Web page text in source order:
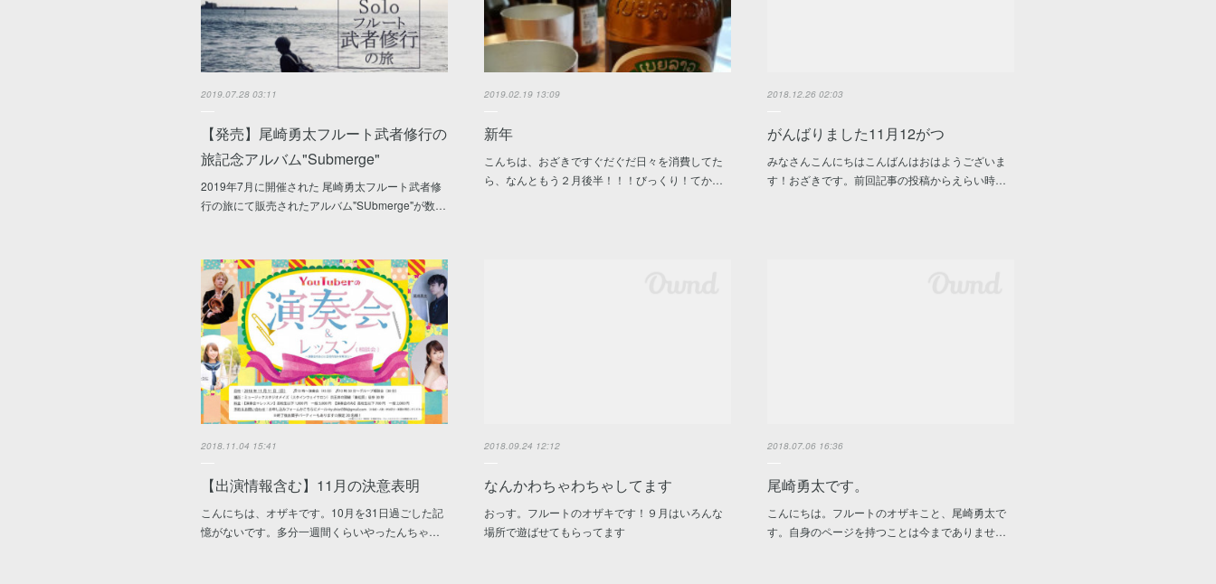
2019.07.28 03:11
【発売】尾崎勇太フルート武者修行の
旅記念アルバム"Submerge"
2019年7月に開催された 尾崎勇太フルート武者修
行の旅にて販売されたアルバム"SUbmerge"が数…
2019.02.19 13:09
新年
こんちは、おざきですぐだぐだ日々を消費してた
ら、なんともう２月後半！！！びっくり！てか…
2018.12.26 02:03
がんばりました11月12がつ
みなさんこんにちはこんばんはおはようございま
す！おざきです。前回記事の投稿からえらい時…
2018.11.04 15:41
【出演情報含む】11月の決意表明
こんにちは、オザキです。10月を31日過ごした記
憶がないです。多分一週間くらいやったんちゃ…
2018.09.24 12:12
なんかわちゃわちゃしてます
おっす。フルートのオザキです！９月はいろんな
場所で遊ばせてもらってます
2018.07.06 16:36
尾崎勇太です。
こんにちは。フルートのオザキこと、尾崎勇太で
す。自身のページを持つことは今までありませ…